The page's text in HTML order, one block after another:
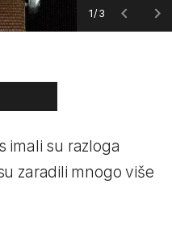
1/3
imali su razloga
zaradili mnogo više